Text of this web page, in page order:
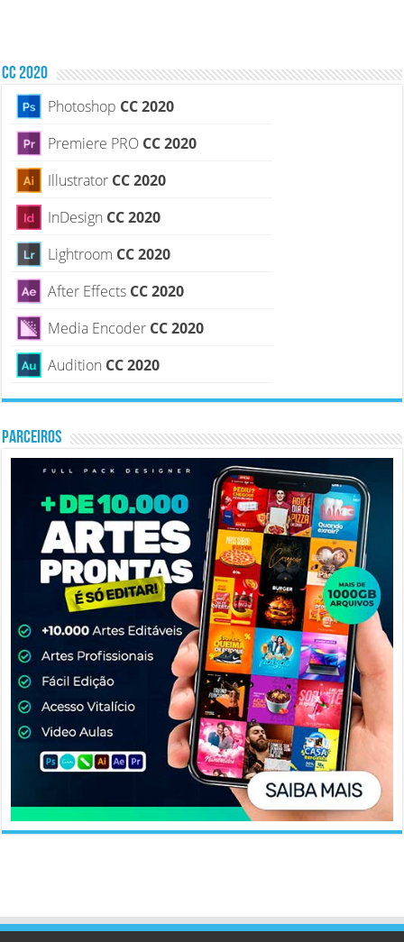
CC 2020
Photoshop CC 2020
Premiere PRO CC 2020
Illustrator CC 2020
InDesign CC 2020
Lightroom CC 2020
After Effects CC 2020
Media Encoder CC 2020
Audition CC 2020
PARCEIROS